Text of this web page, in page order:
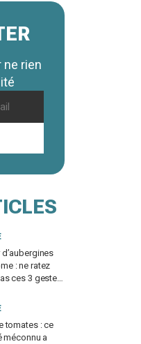
rien
d’aubergines
: ne ratez
ces 3 gestes
tomates : ce
méconnu a